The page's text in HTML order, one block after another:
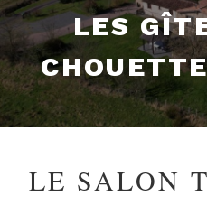
LES
LE SALON